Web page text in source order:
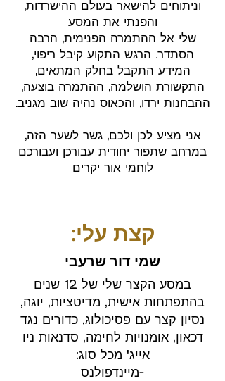
וניתוחים להישאר בעולם ההישרדות,
והפנתי את המסע
שלי אל ההתמרה הפנימית, הרבה
הסתדר. הרגש התקוע קיבל ריפוי,
המידע התקבל בחלק המתאים,
התקשורת הושלמה, ההתמרה בוצעה,
ההבחנות ירדו, והכאוס נהיה שוב מגניב.
אני מציע לכן ולכם, גשר לשער הזה,
במרחב שתפור יחודית עבורכן ועבורכם
לוחמי אור יקרים
קצת עלי:
שמי דור שרעבי
במסע הקצר שלי של 12 שנים
בהתפתחות אישית, מדיטציות, יוגה,
נסיון קצר עם פסיכולוג, כדורים נגד
דכאון, אומנויות לחימה, סדנאות ניו
אייג' מכל סוג:
-מיינדפולנס